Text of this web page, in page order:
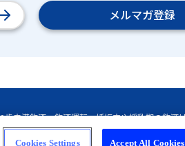
メルマガ登録
Cookies Settings Accept All Cookies